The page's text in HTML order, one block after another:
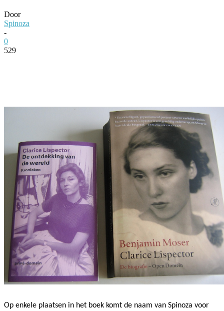
Door
Spinoza
-
0
529
Op enkele plaatsen in het boek komt de naam van Spinoza voor